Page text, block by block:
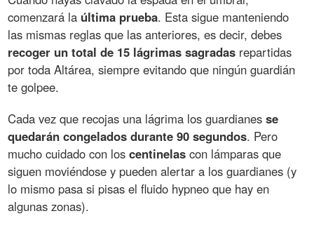
comenzará la última prueba. Esta sigue manteniendo
las mismas reglas que las anteriores, es decir, debes
recoger un total de 15 lágrimas sagradas repartidas
por toda Altárea, siempre evitando que ningún guardián
te golpee.
Cada vez que recojas una lágrima los guardianesse
quedarán congelados durante 90 segundos. Pero
mucho cuidado con loscentinelas con lámparas que
siguen moviéndose y pueden alertar a los guardianes (y
lo mismo pasa si pisas el fluido hypneo que hay en
algunas zonas).